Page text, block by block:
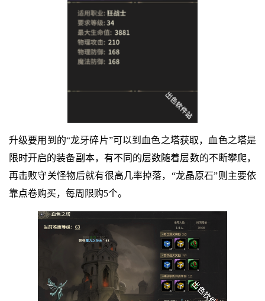
升级要用到的“龙牙碎片”可以到血色之塔获取，血色之塔是
限时开启的装备副本，有不同的层数随着层数的不断攀爬，
再击败守关怪物后就有很高几率掉落，“龙晶原石”则主要依
靠点卷购买，每周限购5个。